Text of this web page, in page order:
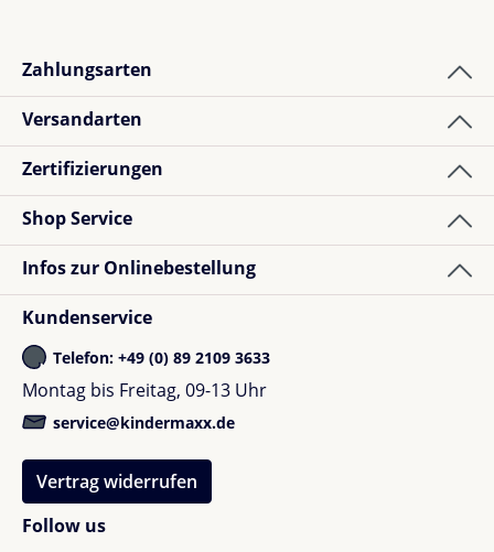
1Bewertung
Shopkunde
Verified buyer
Tolle Qualität
Zahlungsarten
Versandarten
Zertifizierungen
Follow us
Shop Service
Infos zur Onlinebestellung
Kundenservice
Telefon: +49 (0) 89 2109 3633
Montag bis Freitag, 09-13 Uhr
service@kindermaxx.de
Vertrag widerrufen